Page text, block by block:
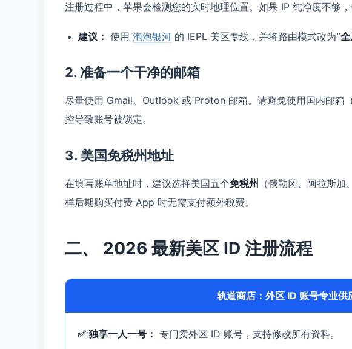
注册过程中，苹果会检测您的实时地理位置。如果 IP 纯净度不够，
建议： 使用 泡泡银河的 IEPL 美区专线，并将路由模式改为“
2. 准备一个干净的邮箱
尽量使用 Gmail、Outlook 或 Proton 邮箱。请避免使用国内邮箱
控导致账号被锁定。
3. 美国免税州地址
在填写账单地址时，建议选择美国五个免税州
（俄勒冈、阿拉斯
样后期购买付费 App 时无需支付额外税费。
二、 2026 最新美区 ID 注册流程
轨道商店：外区 ID 账号专业供
✅ 独享一人一号： 专门卖外区 ID 账号，支持修改所有资料。